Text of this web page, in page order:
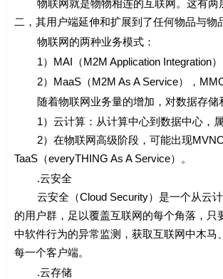
物联网就是物物相连的互联网。这有两
二，其用户端延伸和扩展到了任何物品与
物联网的两种业务模式：
1）MAI（M2M Application Integration）
2）MaaS（M2M As A Service），
随着物联网业务量的增加，对数据存储
1）云计算：从计算中心到数据中心，属
2）在物联网高级阶段，可能出现MVNO/
TaaS（everyTHING As A Service）。
.云安全
云安全（Cloud Security）是一个从云计
的用户群，足以覆盖互联网的每个角落，
中软件行为的异常监测，获取互联网中木
每一个客户端。
.云存储